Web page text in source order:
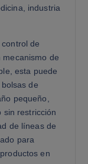
industria
de
de
esta puede
de
pequeño,
sin restricción
de líneas de
para
en